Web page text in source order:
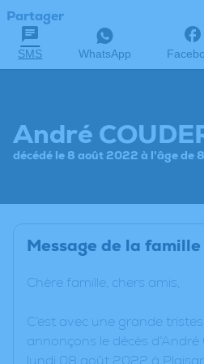
Partager
SMS WhatsApp
André
décédé le 8 août 2022 à l'âge de
Message de la famille
Chère famille, chers amis,
C’est avec une grande
annonçons le décès
lundi 08 août 2022 à